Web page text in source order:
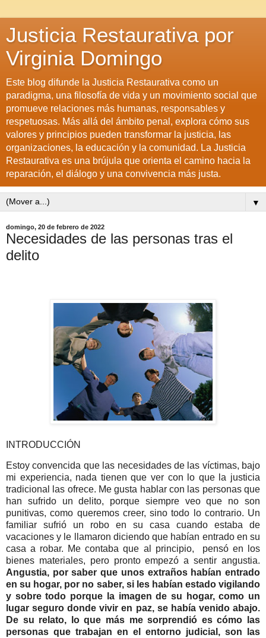
Justicia Restaurativa por
Virginia Domingo
Este blog difunde la Justicia Restaurativa como un
paradigma, una filosofía de vida y un movimiento social que
promueve relaciones más humanas, responsables y
respetuosas. Más allá del ámbito penal, explora cómo sus
valores y principios pueden transformar la justicia, las
organizaciones, la educación y la comunidad. La Justicia
Restaurativa es una brújula que orienta el camino hacia la
reparación, el diálogo y una convivencia más justa.
▼
domingo, 20 de febrero de 2022
Necesidades de las personas tras el
delito
INTRODUCCIÓN
Estoy convencida que las necesidades de las víctimas, bajo
mi experiencia, nada tienen que ver con lo que la justicia
tradicional las ofrece. Me gusta hablar con las personas que
han sufrido un delito, porque siempre veo que no son
punitivas, como queremos creer, sino todo lo contrario. Un
familiar sufrió un robo en su casa cuando estaba de
vacaciones y le llamaron diciendo que habían entrado en su
casa a robar. Me contaba que al principio, pensó en los
bienes materiales, pero pronto empezó a sentir angustia.
Angustia, por saber que unos extraños habían entrado
en su hogar, por no saber, si les habían estado vigilando
y sobre todo porque la imagen de su hogar, como un
lugar seguro donde vivir en paz, se había venido abajo.
De su relato, lo que más me sorprendió es cómo las
personas que trabajan en el entorno judicial, son las